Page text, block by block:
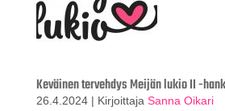
Keväinen tervehdys Meijän lukio II -
26.4.2024 | Kirjoittaja Sanna Oikari